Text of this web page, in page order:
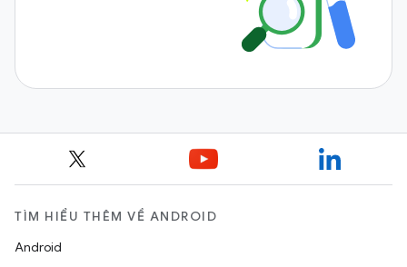
TÌM HIỂU THÊM VỀ ANDROID
Android